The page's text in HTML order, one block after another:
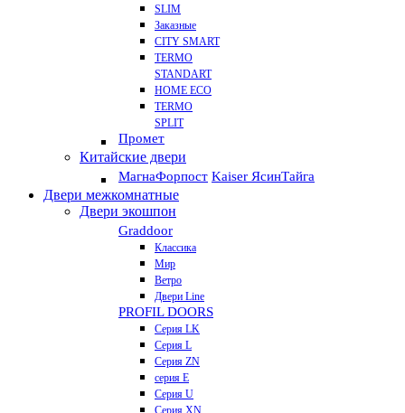
SLIM
Заказные
CITY SMART
TERMO
STANDART
HOME ECO
ТЕRМО
SPLIT
Промет
Китайские двери
МагнаФорпост Kaiser ЯсинТайга
Двери межкомнатные
Двери экошпон
Graddoor
Классика
Мир
Ветро
Двери Line
PROFIL DOORS
Серия LK
Серия L
Серия ZN
серия E
Серия U
Серия XN